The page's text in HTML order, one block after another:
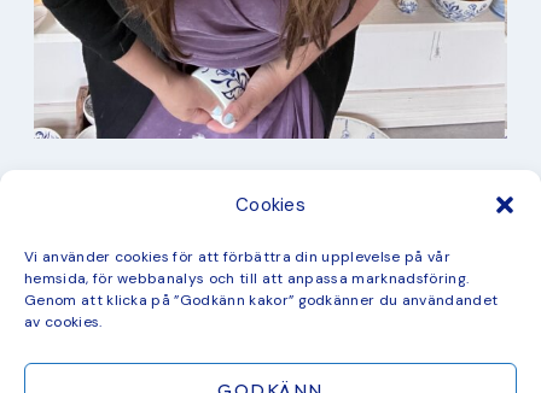
Cookies
Vi använder cookies för att förbättra din upplevelse på vår
hemsida, för webbanalys och till att anpassa marknadsföring.
Genom att klicka på ”Godkänn kakor” godkänner du användandet
av cookies.
Kurser
Måleri
mina favorit recept
Mönster